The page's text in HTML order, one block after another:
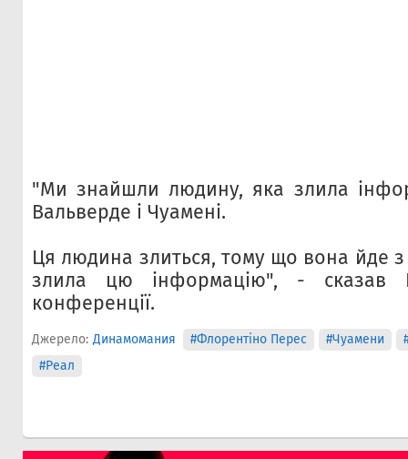
"Ми знайшли людину, яка злила
Вальверде і Чуамені.
Ця людина злиться, тому що вона йде з
злила цю інформацію", - сказав
конференції.
Джерело: Динамомания #Флорентіно Перес #Чуамени
#Реал